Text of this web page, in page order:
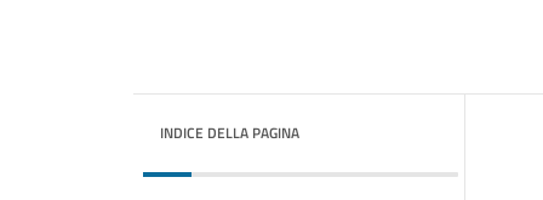
INDICE DELLA PAGINA